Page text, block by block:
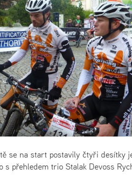
se na start postavily čtyři desítky
přehledem trio Stalak Devoss